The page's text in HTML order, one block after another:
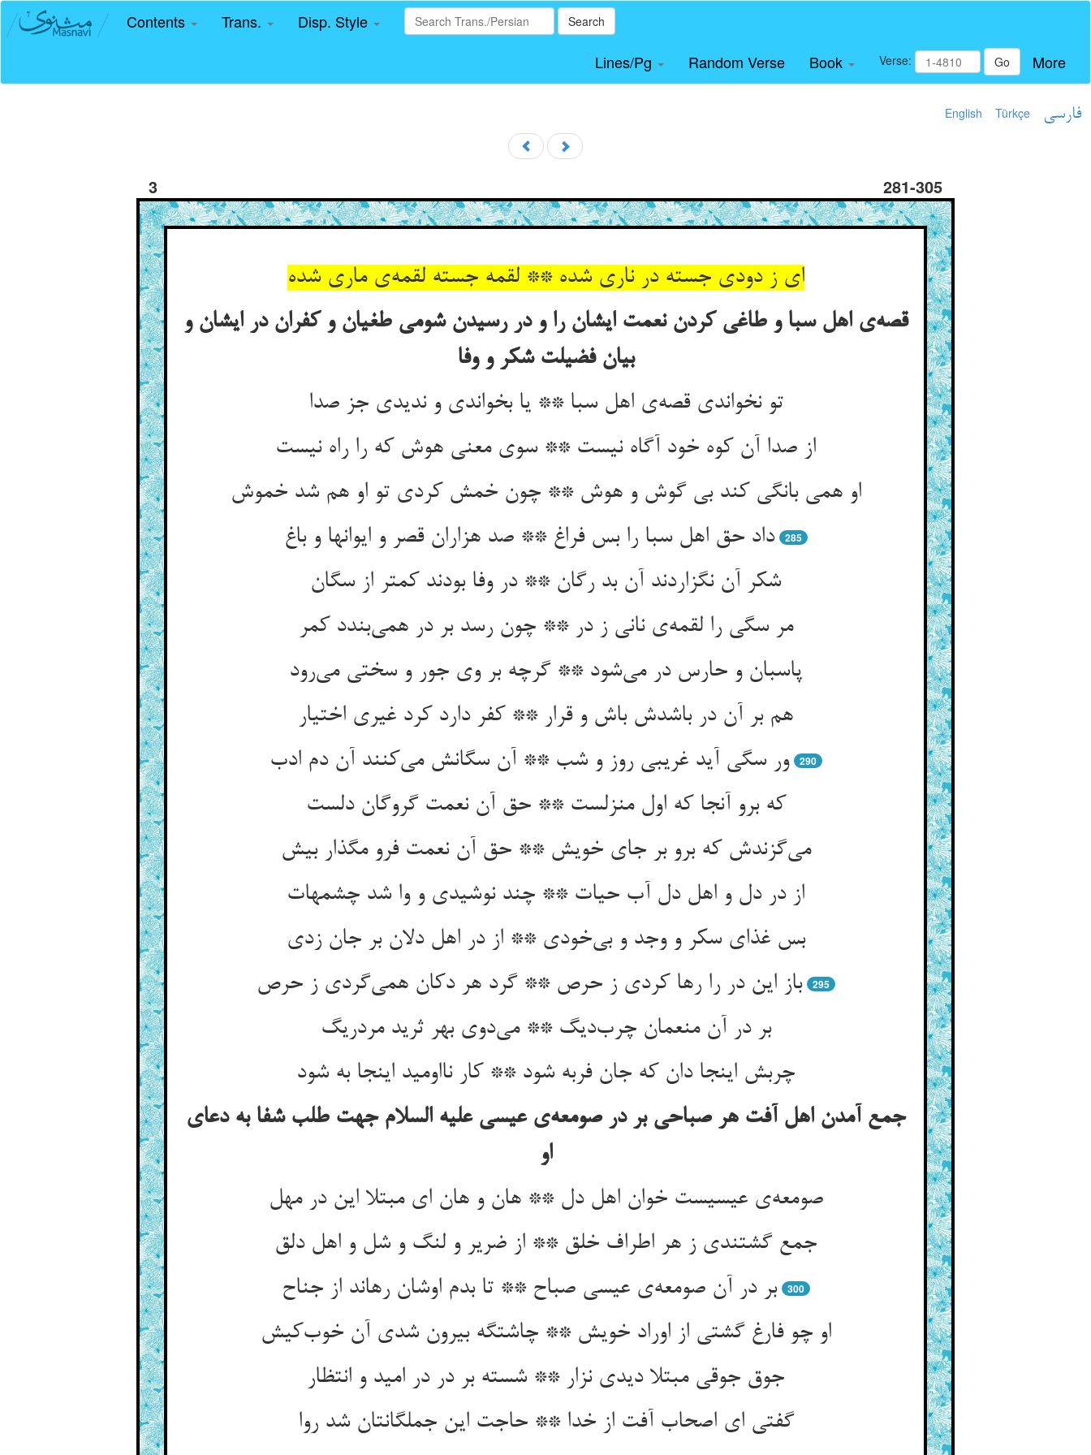
Contents Trans. Disp. Style Search
Lines/Pg Random Verse Book Verse: Go More
English Türkçe فارسی
3 281-305
ای ز دودی جسته در ناری شده ** لقمه جسته لقمه‌ی ماری شده
قصه‌ی اهل سبا و طاغی کردن نعمت ایشان را و در رسیدن شومی طغیان و کفران در ایشان و
بیان فضیلت شکر و وفا
تو نخواندی قصه‌ی اهل سبا ** یا بخواندی و ندیدی جز صدا
از صدا آن کوه خود آگاه نیست ** سوی معنی هوش که را راه نیست
او همی بانگی کند بی گوش و هوش ** چون خمش کردی تو او هم شد خموش
داد حق اهل سبا را بس فراغ ** صد هزاران قصر و ایوانها و باغ
285
شکر آن نگزاردند آن بد رگان ** در وفا بودند کمتر از سگان
مر سگی را لقمه‌ی نانی ز در ** چون رسد بر در همی‌بندد کمر
پاسبان و حارس در می‌شود ** گرچه بر وی جور و سختی می‌رود
هم بر آن در باشدش باش و قرار ** کفر دارد کرد غیری اختیار
ور سگی آید غریبی روز و شب ** آن سگانش می‌کنند آن دم ادب
290
که برو آنجا که اول منزلست ** حق آن نعمت گروگان دلست
می‌گزندش که برو بر جای خویش ** حق آن نعمت فرو مگذار بیش
از در دل و اهل دل آب حیات ** چند نوشیدی و وا شد چشمهات
بس غذای سکر و وجد و بی‌خودی ** از در اهل دلان بر جان زدی
باز این در را رها کردی ز حرص ** گرد هر دکان همی‌گردی ز حرص
295
بر در آن منعمان چرب‌دیگ ** می‌دوی بهر ثرید مردریگ
چربش اینجا دان که جان فربه شود ** کار نااومید اینجا به شود
جمع آمدن اهل آفت هر صباحی بر در صومعه‌ی عیسی علیه السلام جهت طلب شفا به دعای
او
صومعه‌ی عیسیست خوان اهل دل ** هان و هان ای مبتلا این در مهل
جمع گشتندی ز هر اطراف خلق ** از ضریر و لنگ و شل و اهل دلق
بر در آن صومعه‌ی عیسی صباح ** تا بدم اوشان رهاند از جناح
300
او چو فارغ گشتی از اوراد خویش ** چاشتگه بیرون شدی آن خوب‌کیش
جوق جوقی مبتلا دیدی نزار ** شسته بر در در امید و انتظار
گفتی ای اصحاب آفت از خدا ** حاجت این جملگانتان شد روا